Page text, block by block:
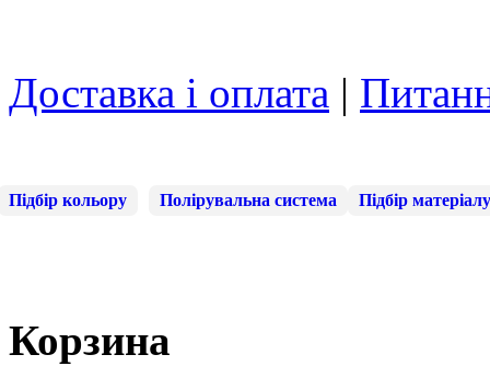
Доставка і оплата |
Підбір кольору Полірувальна система Підбір матеріалу
Корзина